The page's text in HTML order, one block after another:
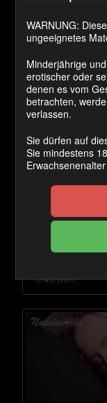
5:45 Min.
Doppelt
5:46 Min.
WARNUNG:
ungeeignetes
Minderjährige
erotischer oder
denen es vom
betrachten,
verlassen.
Sie dürfen auf
Sie mindestens